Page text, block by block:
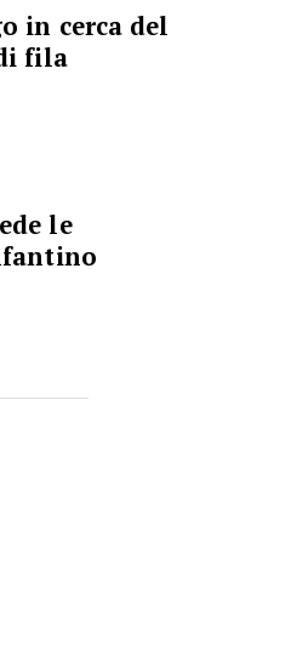
in cerca del
fila
le